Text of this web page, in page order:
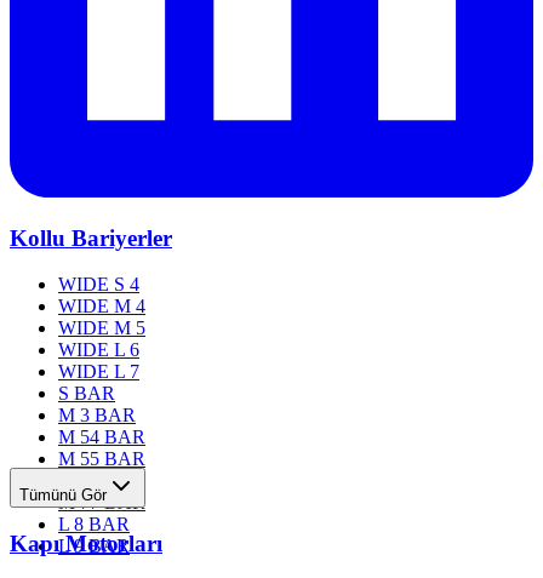
Kollu Bariyerler
WIDE S 4
WIDE M 4
WIDE M 5
WIDE L 6
WIDE L 7
S BAR
M 3 BAR
M 54 BAR
M 55 BAR
M 76 BAR
M 77 BAR
L 8 BAR
L 9 BAR
Tümünü Gör
Kapı Motorları